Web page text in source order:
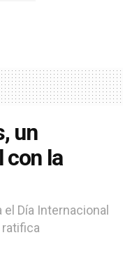
un
con la
Día Internacional